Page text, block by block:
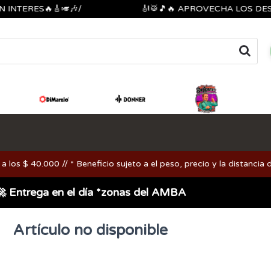
🎻🥁🎵🔥 APROVECHA LOS
los $ 40.000 // * Beneficio sujeto a el peso, precio y la distancia
Entrega en el día *zonas del AMBA
Artículo no disponible